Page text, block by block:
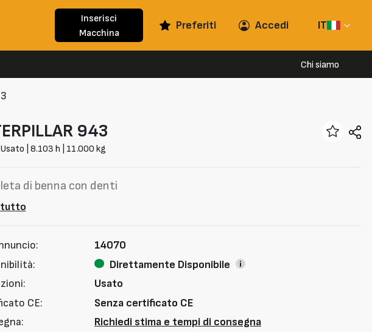
Inserisci
Macchina
Preferiti Accedi IT
Chi siamo
943
| 8.103 h | 11.000 kg
di benna con denti
tutto
14070
Direttamente Disponibile
Usato
CE:
Senza certificato CE
Richiedi stima e tempi di consegna